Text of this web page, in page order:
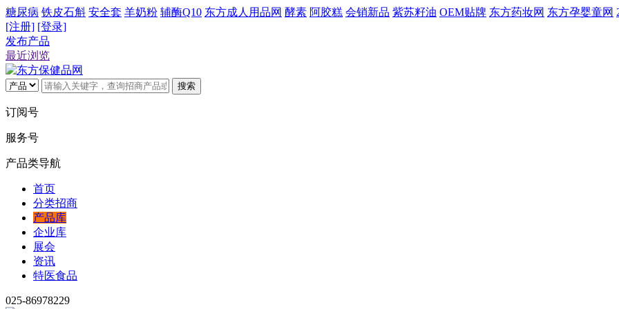
糖尿病 铁皮石斛 安全套 羊奶粉 辅酶Q10 东方成人用品网 酵素 阿胶糕 会销新品 紫苏籽油 OEM贴牌 东方药妆网 东方孕婴童网
[注册] [登录]
发布产品
最近浏览
搜索
订阅号
服务号
产品类导航
首页
分类招商
产品库
企业库
展会
资讯
特医食品
025-86978229